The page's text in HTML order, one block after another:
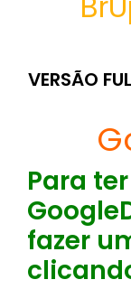
VERSÃO
Para
fazer